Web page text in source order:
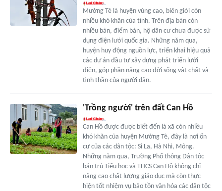
Mường Tè là huyện vùng cao, biên giới còn
nhiều khó khăn của tỉnh. Trên địa bàn còn
nhiều bản, điểm bản, hộ dân cư chưa được sử
dụng điện lưới quốc gia. Những năm qua,
huyện huy động nguồn lực, triển khai hiệu quả
các dự án đầu tư xây dựng phát triển lưới
điện, góp phần nâng cao đời sống vật chất và
tinh thần của người dân.
'Trồng người' trên đất Can Hồ
Can Hồ được được biết đến là xã còn nhiều
khó khăn của huyện Mường Tè, đây là nơi ổn
cư của các dân tộc: Si La, Hà Nhì, Mông.
Những năm qua, Trường Phổ thông Dân tộc
bán trú Tiểu học và THCS Can Hồ không chỉ
nâng cao chất lượng giáo dục mà còn thực
hiện tốt nhiệm vụ bảo tồn văn hóa các dân tộc